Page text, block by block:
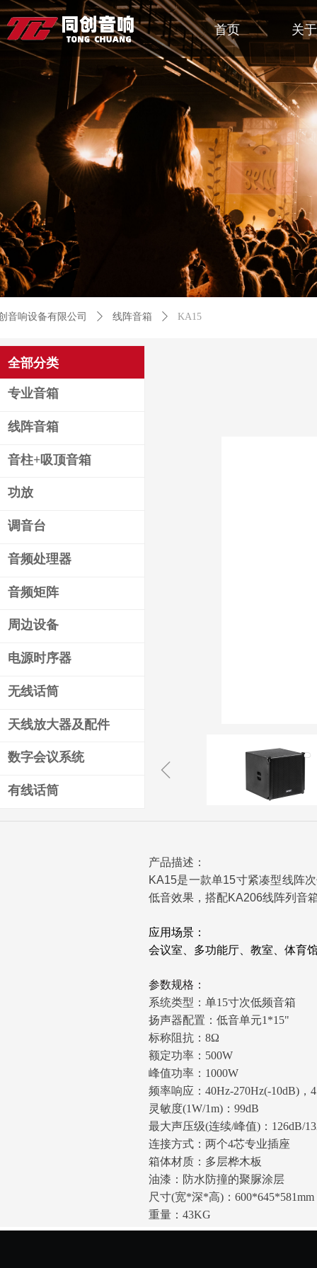
首页 关
ꁆ
产品描述：
KA15是一款单15寸紧凑型线阵
低音效果，搭配KA206线阵列音
应用场景：
会议室、多功能厅、教室、体育
参数规格：
系统类型：单15寸次低频音箱
扬声器配置：低音单元1*15"
标称阻抗：8Ω
额定功率：500W
峰值功率：1000W
频率响应：40Hz-270Hz(-10dB)，
灵敏度(1W/1m)：99dB
最大声压级(连续/峰值)：126dB/
连接方式：两个4芯专业插座
箱体材质：多层桦木板
油漆：防水防撞的聚脲涂层
尺寸(宽*深*高)：600*645*581mm
重量：43KG
全部分类
专业音箱
线阵音箱
音柱+吸顶音箱
功放
调音台
音频处理器
音频矩阵
周边设备
电源时序器
无线话筒
天线放大器及配件
数字会议系统
有线话筒
音响设备有限公司 ꄲ 线阵音箱 ꄲ KA15